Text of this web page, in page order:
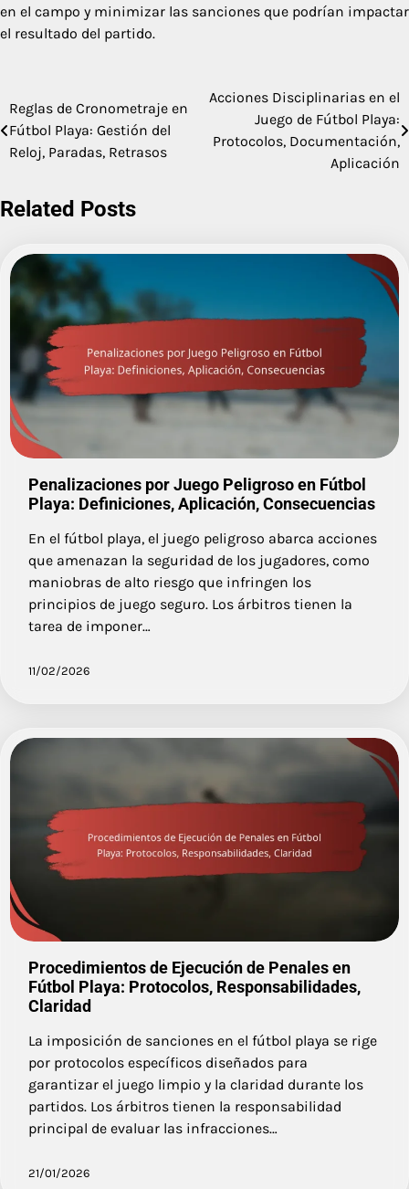
en el campo y minimizar las sanciones que podrían impactar
el resultado del partido.
Post
navigation
Reglas de Cronometraje en
Fútbol Playa: Gestión del
Reloj, Paradas, Retrasos
Acciones Disciplinarias en el
Juego de Fútbol Playa:
Protocolos, Documentación,
Aplicación
Related Posts
Penalizaciones por Juego Peligroso en Fútbol
Playa: Definiciones, Aplicación, Consecuencias
En el fútbol playa, el juego peligroso abarca acciones
que amenazan la seguridad de los jugadores, como
maniobras de alto riesgo que infringen los
principios de juego seguro. Los árbitros tienen la
tarea de imponer…
11/02/2026
Procedimientos de Ejecución de Penales en
Fútbol Playa: Protocolos, Responsabilidades,
Claridad
La imposición de sanciones en el fútbol playa se rige
por protocolos específicos diseñados para
garantizar el juego limpio y la claridad durante los
partidos. Los árbitros tienen la responsabilidad
principal de evaluar las infracciones…
21/01/2026